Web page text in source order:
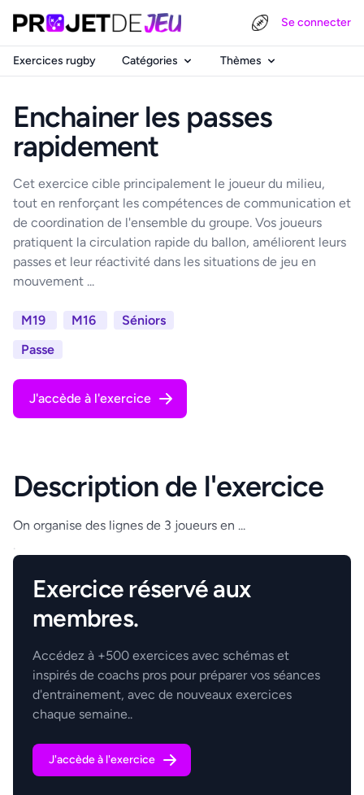
Se connecter
Exercices rugby Catégories Thèmes
Enchainer les passes
rapidement
Cet exercice cible principalement le joueur du milieu,
tout en renforçant les compétences de communication et
de coordination de l'ensemble du groupe. Vos joueurs
pratiquent la circulation rapide du ballon, améliorent leurs
passes et leur réactivité dans les situations de jeu en
mouvement ...
M19 M16
Séniors
Passe
J'accède à l'exercice
Description de l'exercice
On organise des lignes de 3 joueurs en ...
.
Exercice réservé aux
membres.
Accédez à +500 exercices avec schémas et
inspirés de coachs pros pour préparer vos séances
d'entrainement, avec de nouveaux exercices
chaque semaine..
J'accède à l'exercice